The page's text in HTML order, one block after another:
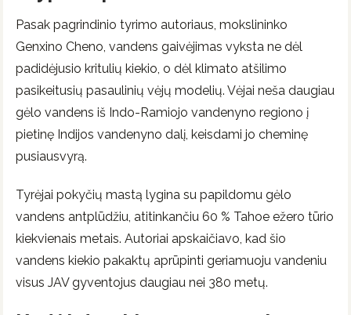
Pasak pagrindinio tyrimo autoriaus, mokslininko
Genxino Cheno, vandens gaivėjimas vyksta ne dėl
padidėjusio kritulių kiekio, o dėl klimato atšilimo
pasikeitusių pasaulinių vėjų modelių. Vėjai neša daugiau
gėlo vandens iš Indo-Ramiojo vandenyno regiono į
pietinę Indijos vandenyno dalį, keisdami jo cheminę
pusiausvyrą.
Tyrėjai pokyčių mastą lygina su papildomu gėlo
vandens antplūdžiu, atitinkančiu 60 % Tahoe ežero tūrio
kiekvienais metais. Autoriai apskaičiavo, kad šio
vandens kiekio pakaktų aprūpinti geriamuoju vandeniu
visus JAV gyventojus daugiau nei 380 metų.